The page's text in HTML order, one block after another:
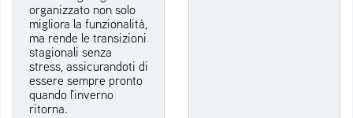
organizzato non solo
migliora la funzionalità,
ma rende le transizioni
stagionali senza
stress, assicurandoti di
essere sempre pronto
quando l'inverno
ritorna.